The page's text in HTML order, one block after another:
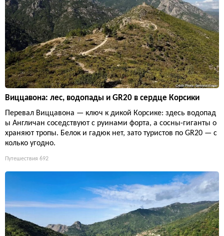
Виццавона: лес, водопады и GR20 в сердце Корсики
Перевал Виццавона — ключ к дикой Корсике: здесь водопад
ы Англичан соседствуют с руинами форта, а сосны-гиганты о
храняют тропы. Белок и гадюк нет, зато туристов по GR20 — с
колько угодно.
Путешествия 692